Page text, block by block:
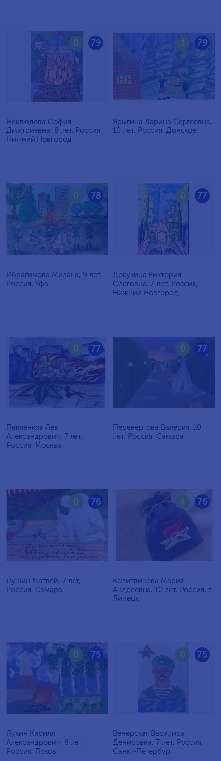
79
0
Неклюдова София
Дмитриевна, 8 лет, Россия,
Нижний Новгород
79
1
Ярыгина Дарина Сергеевна,
10 лет, Россия, Донское
78
0
Ибрагимова Милана, 9 лет,
Россия, Уфа
77
0
Докукина Виктория
Олеговна, 7 лет, Россия,
Нижний Новгород
77
0
Пекленков Лев
Александрович, 7 лет,
Россия, Москва
77
0
Перевертова Валерия, 10
лет, Россия, Самара
76
0
Лушин Матвей, 7 лет,
Россия, Самара
76
4
Колитвинова Мария
Андреевна, 10 лет, Россия, г.
Липецк
75
0
Лукин Кирилл
Александрович, 8 лет,
Россия, Псков
75
0
Венерская Василиса
Денисовна, 7 лет, Россия,
Санкт-Петербург